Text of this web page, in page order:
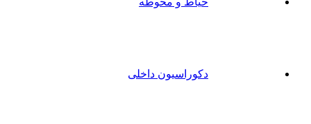
دکوراسیون داخلی